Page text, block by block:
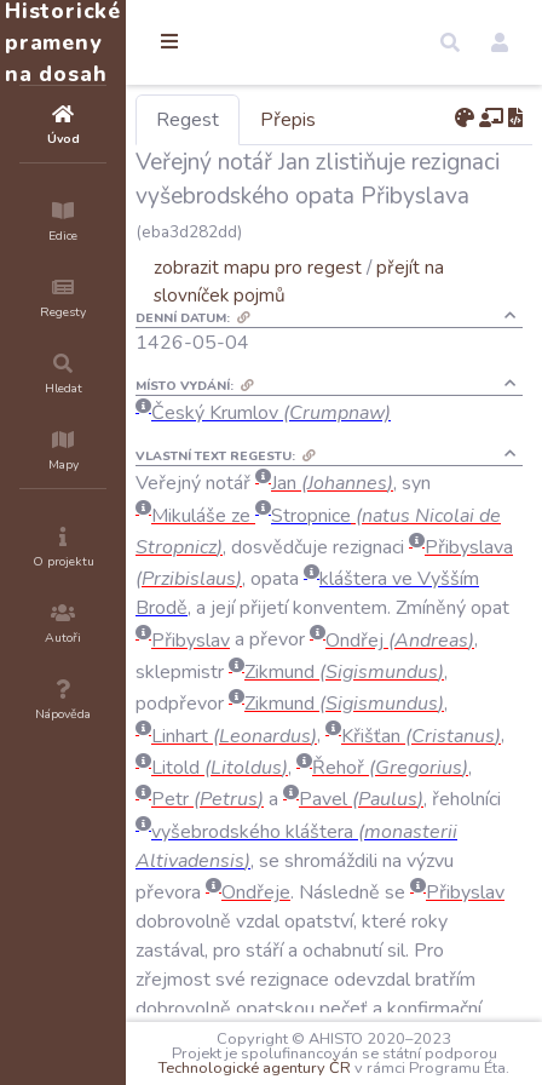
Historické
prameny
na dosah
Úvod
Edice
Regesty
Hledat
Mapy
O projektu
Autoři
Nápověda
Regest Přepis
Veřejný notář Jan zlistiňuje rezignaci
vyšebrodského opata Přibyslava
(eba3d282dd)
zobrazit mapu pro regest/přejít na
slovníček pojmů
DENNÍ DATUM:
1426-05-04
MÍSTO VYDÁNÍ:
Český Krumlov (Crumpnaw)
VLASTNÍ TEXT REGESTU:
Veřejnýnotář Jan (Johannes), syn
Mikuláše ze Stropnice (natus Nicolaide
Stropnicz), dosvědčuje rezignaci
Přibyslava
(Przibislaus), opata kláštera ve Vyšším
Brodě, a jejípřijetíkonventem. Zmíněnýopat
Přibyslava převor Ondřej (Andreas),
sklepmistr
Zikmund (Sigismundus),
podpřevor
Zikmund (Sigismundus),
Linhart (Leonardus), Křišťan (Cristanus),
Litold (Litoldus), Řehoř (Gregorius),
Petr (Petrus) a Pavel (Paulus), řeholníci
vyšebrodského kláštera (monasterii
Altivadensis), se shromáždili na výzvu
převora
Ondřeje. Následně se
Přibyslav
dobrovolně vzdalopatství, které roky
zastával, pro stářía ochabnutísil. Pro
zřejmostsvé rezignace odevzdalbratřím
dobrovolně opatskou pečeťa konfirmační
bratřipakjehorezignacijednohlasně
schválili.
Copyright © AHISTO 2020–2023
Projekt je spolufinancován se státní podporou
Technologické agentury ČR v rámci Programu Éta.